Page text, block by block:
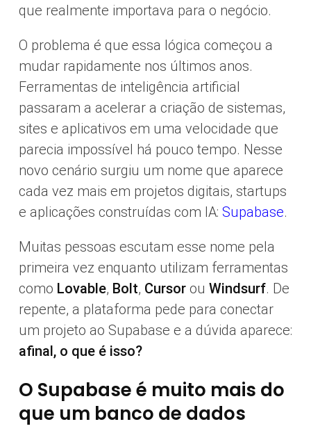
que realmente importava para o negócio.
O problema é que essa lógica começou a
mudar rapidamente nos últimos anos.
Ferramentas de inteligência artificial
passaram a acelerar a criação de sistemas,
sites e aplicativos em uma velocidade que
parecia impossível há pouco tempo. Nesse
novo cenário surgiu um nome que aparece
cada vez mais em projetos digitais, startups
e aplicações construídas com IA: Supabase.
Muitas pessoas escutam esse nome pela
primeira vez enquanto utilizam ferramentas
como Lovable, Bolt, Cursor ou Windsurf. De
repente, a plataforma pede para conectar
um projeto ao Supabase e a dúvida aparece:
afinal, o que é isso?
O Supabase é muito mais do
que um banco de dados